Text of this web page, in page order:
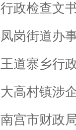
行政检查文
凤岗街道办
王道寨乡行
大高村镇涉
南宫市财政